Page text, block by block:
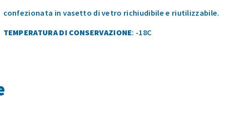
confezionata in vasetto di vetro richiudibile e riutilizzabile.
TEMPERATURA DI CONSERVAZIONE: -18C